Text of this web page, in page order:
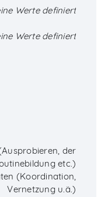
Werte definiert
Werte definiert
der
etc.)
(Koordination,
Vernetzung u.ä.)